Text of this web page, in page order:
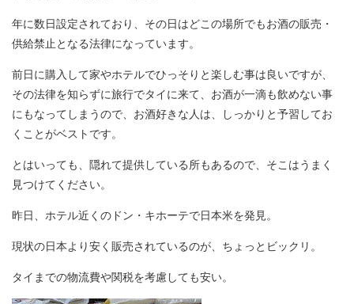
年に数日設定されており、その日はどこの場所でもお酒の販売・
供給禁止となる法律になっています。
前日に購入して家やホテルでひっそりと楽しむ事は良いですが、
その法律を知らずに旅行でタイに来て、お酒が一滴も飲めない事
にもなってしまうので、お酒好きな人は、しっかりと予習してお
くことがベストです。
とはいっても、隠れて提供している所もあるので、そこはうまく
見つけてください。
昨日、ホテル近くのドン・キホーテで日本米を発見。
現状の日本より安く販売されているのが、ちょっとビックリ。
タイまでの物流費や関税を考慮しても安い。